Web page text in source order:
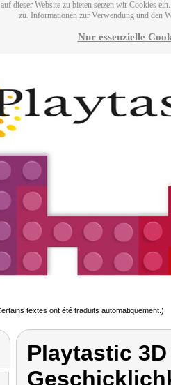
dieser Website zu bieten setzen wir Cookies
zu. Informationen zur Verwendung und den
Nur essenzielle
textes ont été traduits automatiquement.)
Playtastic